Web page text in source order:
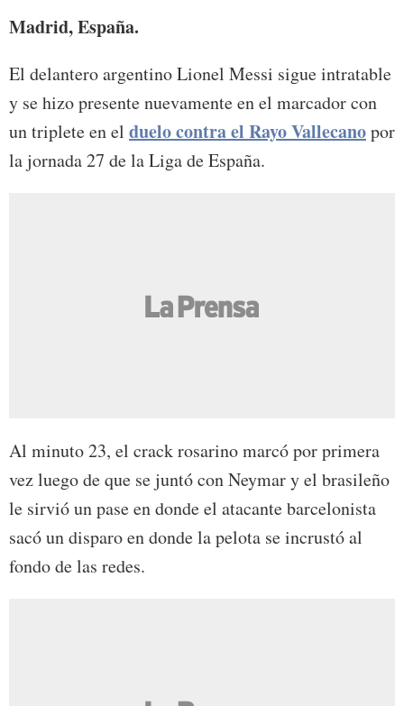
Madrid, España.
El delantero argentino Lionel Messi sigue intratable
y se hizo presente nuevamente en el marcador con
un triplete en el duelo contra el Rayo Vallecanopor
la jornada 27 de la Liga de España.
Al minuto 23, el crack rosarino marcó por primera
vez luego de que se juntó con Neymar y el brasileño
le sirvió un pase en donde el atacante barcelonista
sacó un disparo en donde la pelota se incrustó al
fondo de las redes.